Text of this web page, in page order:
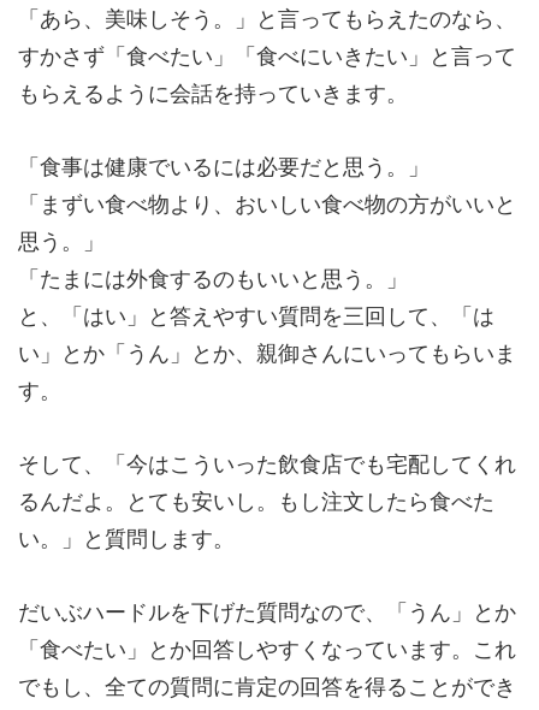
「あら、美味しそう。」と言ってもらえたのなら、
すかさず「食べたい」「食べにいきたい」と言って
もらえるように会話を持っていきます。
「食事は健康でいるには必要だと思う。」
「まずい食べ物より、おいしい食べ物の方がいいと
思う。」
「たまには外食するのもいいと思う。」
と、「はい」と答えやすい質問を三回して、「は
い」とか「うん」とか、親御さんにいってもらいま
す。
そして、「今はこういった飲食店でも宅配してくれ
るんだよ。とても安いし。もし注文したら食べた
い。」と質問します。
だいぶハードルを下げた質問なので、「うん」とか
「食べたい」とか回答しやすくなっています。これ
でもし、全ての質問に肯定の回答を得ることができ